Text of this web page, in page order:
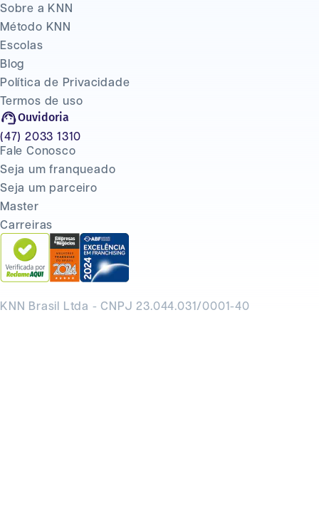
KNN Brasil Ltda - CNPJ 23.044.031/0001-40
Sobre a KNN
Método KNN
Escolas
Blog
Política de Privacidade
Termos de uso
Ouvidoria
(47) 2033 1310
Fale Conosco
Seja um franqueado
Seja um parceiro
Master
Carreiras